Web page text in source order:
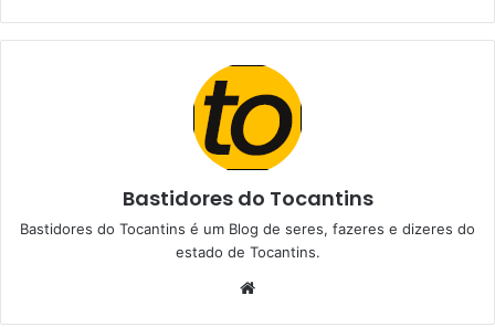
Bastidores do Tocantins
Bastidores do Tocantins é um Blog de seres, fazeres e dizeres do
estado de Tocantins.